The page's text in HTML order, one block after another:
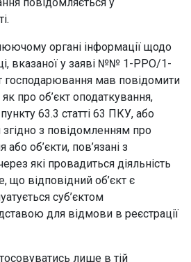
органі інформації щодо
вказаної у заяві №№ 1-РРО/1-
господарювання мав повідомити
про об’єкт оподаткування,
63.3 статті 63 ПКУ, або
згідно з повідомленням про
або об’єкти, пов’язані з
які провадиться діяльність
відповідний об’єкт є
суб’єктом
для відмови в реєстрації
лише в тій